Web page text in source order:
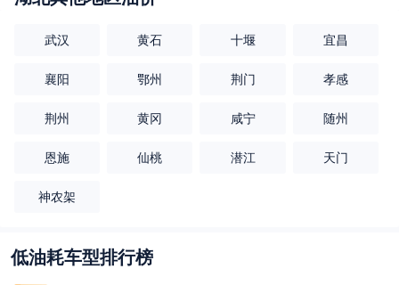
武汉 黄石 十堰 宜昌
襄阳 鄂州 荆门 孝感
荆州 黄冈 咸宁 随州
恩施 仙桃 潜江 天门
神农架
低油耗车型排行榜